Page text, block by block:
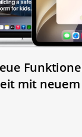
mit neuem